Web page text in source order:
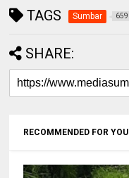
TAGS Sumbar 659
SHARE:
RECOMMENDED FOR YOU